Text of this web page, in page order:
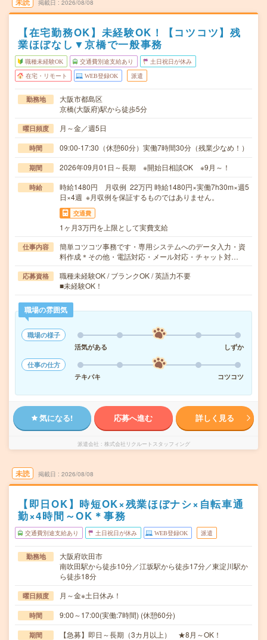
掲載日 2026/08/08
【在宅勤務OK】未経験OK！【コツコツ】残
業ほぼなし▼京橋で一般事務
職種未経験OK 交通費別途支給あり 土日祝日が休み
在宅・リモート WEB登録OK 派遣
勤務地
大阪市都島区
京橋(大阪府)駅から徒歩5分
曜日頻度 月～金／週5日
時間 09:00-17:30（休憩60分）実働7時間30分（残業少なめ！）
期間 2026年09月01日～長期 ※開始日相談OK ※9月～！
時給
時給1480円 月収例 22万円 時給1480円×実働7h30m×週5
日×4週 ※月収例を保証するものではありません。
交通費
1ヶ月3万円を上限として実費支給
仕事内容
簡単コツコツ事務です・専用システムへのデータ入力・資
料作成＊その他・電話対応・メール対応・チャット対…
応募資格
職種未経験OK / ブランクOK / 英語力不要
■未経験OK！
職場の雰囲気
職場の様子
活気がある
しずか
仕事の仕方
テキパキ
コツコツ
気になる! 応募へ進む 詳しく見る
派遣会社 株式会社リクルートスタッフィング
未読 掲載日 2026/08/08
【即日OK】時短OK×残業ほぼナシ×自転車通
勤×4時間～OK＊事務
交通費別途支給あり 土日祝日が休み WEB登録OK 派遣
勤務地
大阪府吹田市
南吹田駅から徒歩10分／江坂駅から徒歩17分／東淀川駅か
ら徒歩18分
曜日頻度 月～金※土日休み！
時間 9:00～17:00(実働:7時間) (休憩60分)
期間 【急募】即日～長期（3カ月以上） ★8月～OK！